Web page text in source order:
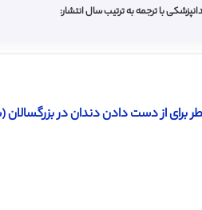
با ترجمه به ترتیب سال انتشار:
از دست دادن دندان در بزرگسالان (سال